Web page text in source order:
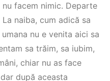
facem nimic. Departe
naiba, cum adică sa
nu e venita aici sa
sa trăim, sa iubim,
chiar nu as face
după aceasta